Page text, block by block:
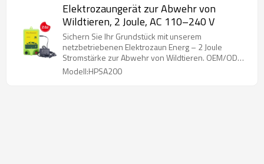
Elektrozaungerät zur Abwehr von
Wildtieren, 2 Joule, AC 110–240 V
Sichern Sie Ihr Grundstück mit unserem
netzbetriebenen Elektrozaun Energ – 2 Joule
Stromstärke zur Abwehr von Wildtieren. OEM/ODM,
Großhandel verfügbar!
Modell:HPSA200